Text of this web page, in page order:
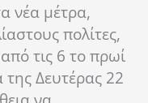
νέα μέτρα,
πολίτες,
τις 6 το πρωί
της Δευτέρας 22